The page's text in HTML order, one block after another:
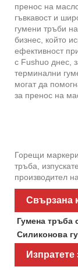
пренос на
гъвкавост и
гумени тръби
бизнес, който
ефективност
с Fushuo днес,
терминални
могат да
за пренос на
Горещи
тръба,
производител
Свързана
Гумена тръба
Силиконова
Изпратете